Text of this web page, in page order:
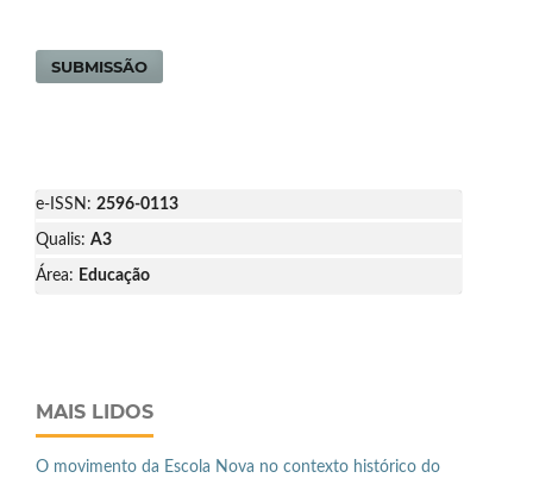
SUBMISSÃO
e-ISSN: 2596-0113
Qualis: A3
Área: Educação
MAIS LIDOS
O movimento da Escola Nova no contexto histórico do